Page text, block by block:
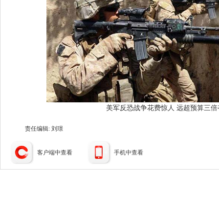
美军反恐战争花费惊人 远超预算三倍
责任编辑: 刘璟
客户端中查看 手机中查看